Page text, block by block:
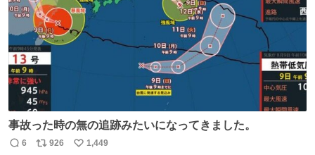
事故った時の無の追跡みたいになってきました。
返
6
リ
926
い
1,449